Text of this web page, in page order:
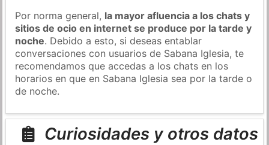
Por norma general, la mayor afluencia a los chats y
sitios de ocio en internet se produce por la tarde y
noche. Debido a esto, si deseas entablar
conversaciones con usuarios de Sabana Iglesia, te
recomendamos que accedas a los chats en los
horarios en que en Sabana Iglesia sea por la tarde o
de noche.
Curiosidades y otros datos